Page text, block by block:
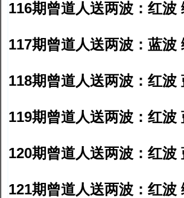
116期曾道人送两波：红波
117期曾道人送两波：蓝波
118期曾道人送两波：红波
119期曾道人送两波：红波
120期曾道人送两波：红波
121期曾道人送两波：红波